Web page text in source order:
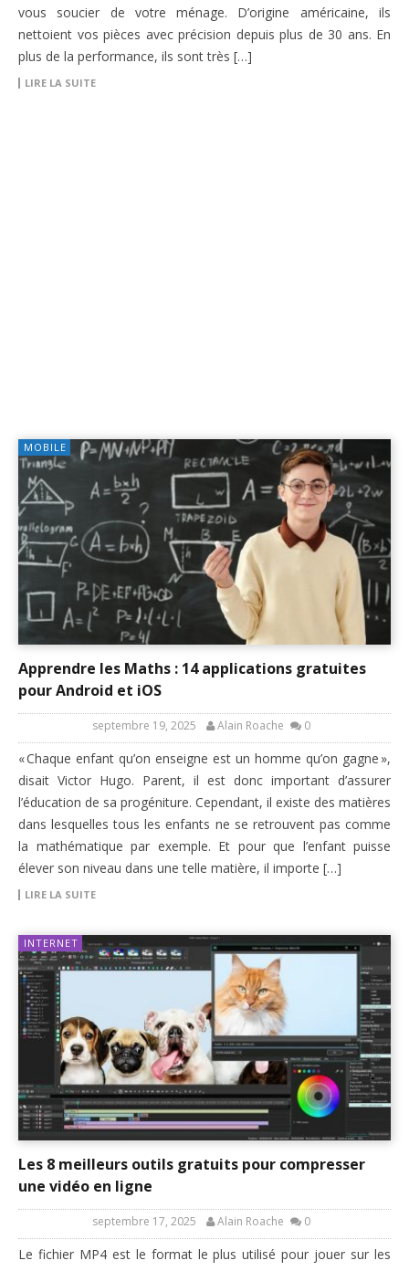
vous soucier de votre ménage. D’origine américaine, ils
nettoient vos pièces avec précision depuis plus de 30 ans. En
plus de la performance, ils sont très […]
LIRE LA SUITE
MOBILE
Apprendre les Maths : 14 applications gratuites
pour Android et iOS
septembre 19, 2025 Alain Roache 0
« Chaque enfant qu’on enseigne est un homme qu’on gagne »,
disait Victor Hugo. Parent, il est donc important d’assurer
l’éducation de sa progéniture. Cependant, il existe des matières
dans lesquelles tous les enfants ne se retrouvent pas comme
la mathématique par exemple. Et pour que l’enfant puisse
élever son niveau dans une telle matière, il importe […]
LIRE LA SUITE
INTERNET
Les 8 meilleurs outils gratuits pour compresser
une vidéo en ligne
septembre 17, 2025 Alain Roache 0
Le fichier MP4 est le format le plus utilisé pour jouer sur les